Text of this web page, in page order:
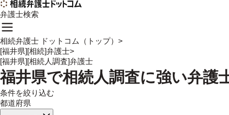
弁護士検索
相続弁護士 ドットコム（トップ） >
[福井県][相続]弁護士>
[福井県][相続人調査]弁護士
福井県で相続人調査に強い弁護
条件を絞り込む
都道府県